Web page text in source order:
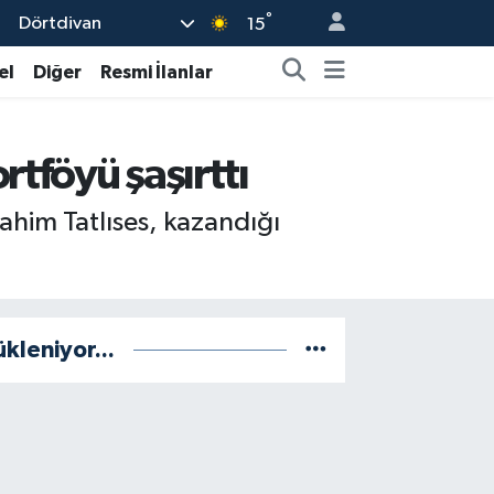
Dörtdivan 15°
Diğer Resmi İlanlar
şaşırttı
Tatlıses, kazandığı